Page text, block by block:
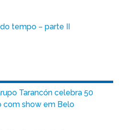
tempo – parte II
Tarancón celebra 50
com show em Belo